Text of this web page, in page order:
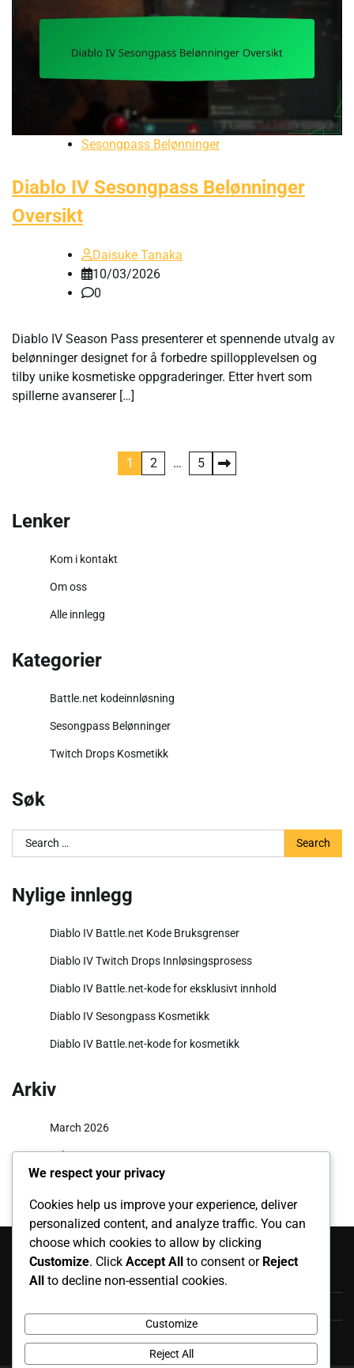
Sesongpass Belønninger
Diablo IV Sesongpass Belønninger
Oversikt
Daisuke Tanaka
10/03/2026
0
Diablo IV Season Pass presenterer et spennende utvalg av
belønninger designet for å forbedre spillopplevelsen og
tilby unike kosmetiske oppgraderinger. Etter hvert som
spillerne avanserer […]
1 2 … 5
Lenker
Kom i kontakt
Om oss
Alle innlegg
Kategorier
Battle.net kodeinnløsning
Sesongpass Belønninger
Twitch Drops Kosmetikk
Søk
Search
for:
Nylige innlegg
Diablo IV Battle.net Kode Bruksgrenser
Diablo IV Twitch Drops Innløsingsprosess
Diablo IV Battle.net-kode for eksklusivt innhold
Diablo IV Sesongpass Kosmetikk
Diablo IV Battle.net-kode for kosmetikk
Arkiv
March 2026
February 2026
Kategorier
Battle.net kodeinnløsning
Twitch Drops Kosmetikk
We respect your privacy
Cookies help us improve your experience, deliver
personalized content, and analyze traffic. You can
choose which cookies to allow by clicking
Customize. Click Accept All to consent or Reject
All to decline non-essential cookies.
Customize
Reject All